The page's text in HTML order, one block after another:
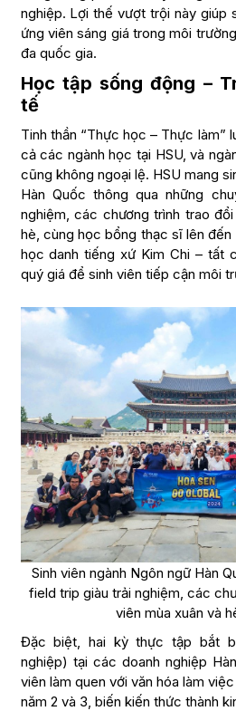
nghiệp. Lợi thế vượt trội này giúp
ứng viên sáng giá trong môi
đa quốc gia.
Học tập sống động –
tế
Tinh thần “Thực học – Thực làm”
cả các ngành học tại HSU, và
cũng không ngoại lệ. HSU mang
Hàn Quốc thông qua những
nghiệm, các chương trình trao
hè, cùng học bổng thạc sĩ lên
học danh tiếng xứ Kim Chi – tất
quý giá để sinh viên tiếp cận môi
Sinh viên ngành Ngôn ngữ Hàn
field trip giàu trải nghiệm, các
viên mùa xuân và
Đặc biệt, hai kỳ thực tập bắt
nghiệp) tại các doanh nghiệp
viên làm quen với văn hóa làm
năm 2 và 3, biến kiến thức thành